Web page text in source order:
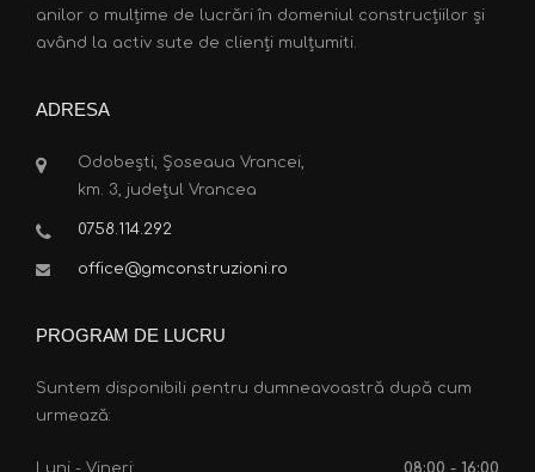
anilor o mulțime de lucrări în domeniul construcțiilor și
având la activ sute de clienți mulțumiti.
ADRESA
Odobești, Șoseaua Vrancei,
km. 3, județul Vrancea
0758.114.292
office@gmconstruzioni.ro
PROGRAM DE LUCRU
Suntem disponibili pentru dumneavoastră după cum
urmează: